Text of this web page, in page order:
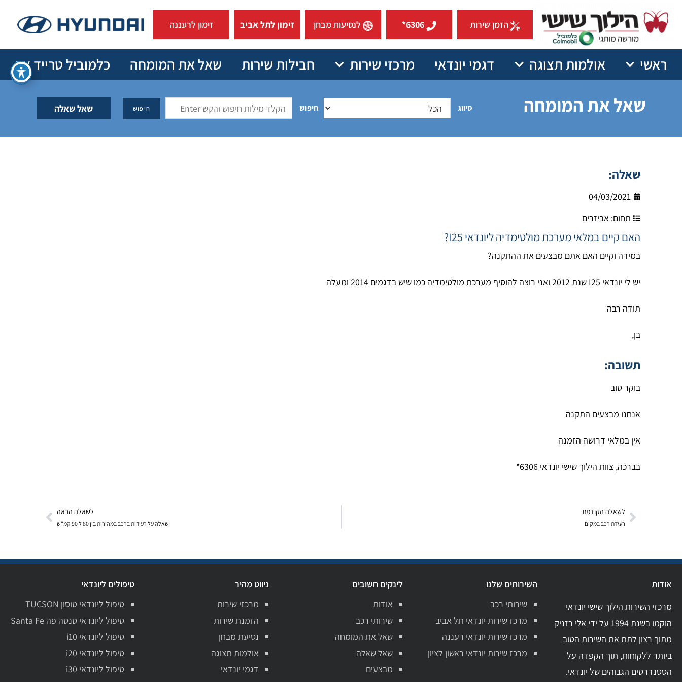
הזמן שירות 6306* לנסיעות מבחן זימון לתל אביב זימון לרעננה
ראשי אולמות תצוגה דגמי יונדאי מרכזי שירות חבילות שירות שאל את המומחה כלמוביל טרייד אין
שאל את המומחה סיווג חיפוש שאל שאלה
שאלה:
04/03/2021
תחום: אביזרים
האם קיים במלאי מערכת מולטימדיה ליונדאי I25?
במידה וקיים האם אתם מבצעים את ההתקנה?
יש לי יונדאי I25 שנת 2012 ואני רוצה להוסיף מערכת מולטימדיה כמו שיש בדגמים 2014 ומעלה
תודה רבה
בן,
תשובה:
בוקר טוב
אנחנו מבצעים התקנה
אין במלאי דרושה הזמנה
בברכה, צוות הילוך שישי יונדאי 6306*
לשאלה הקודמת
רעידת רכב במקום
לשאלה הבאה
שאלה על רעידות ברכב במהירות בין 80 ל 90 קמ"ש
אודות
מרכזי השירות הילוך שישי יונדאי
הוקמו בשנת 1994 על ידי אלי רזניק
מתוך רצון לתת את השירות הטוב
ביותר ללקוחות, תוך הקפדה על
הסטנדרטים הגבוהים של יונדאי.
השירותים שלנו
שירותי רכב
מרכז שירות יונדאי תל אביב
מרכז שירות יונדאי רעננה
מרכז שירות יונדאי ראשון לציון
לינקים חשובים
אודות
שירותי רכב
שאל את המומחה
שאל שאלה
מבצעים
ניווט מהיר
מרכזי שירות
הזמנת שירות
נסיעת מבחן
אולמות תצוגה
דגמי יונדאי
טיפולים ליונדאי
טיפול ליונדאי טוסון TUCSON
טיפול ליונדאי סנטה פה Santa Fe
טיפול ליונדאי i10
טיפול ליונדאי i20
טיפול ליונדאי i30